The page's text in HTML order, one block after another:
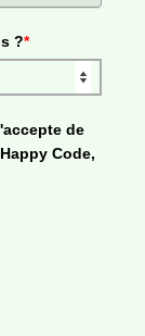
?*
de
Code,